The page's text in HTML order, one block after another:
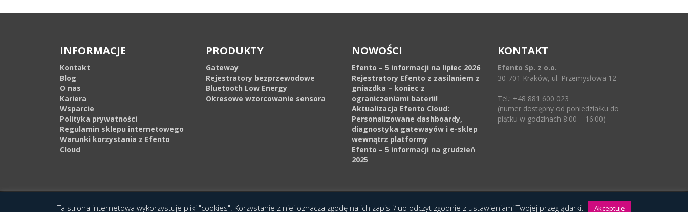
INFORMACJE
Kontakt
Blog
O nas
Kariera
Wsparcie
Polityka prywatności
Regulamin sklepu internetowego
Warunki korzystania z Efento
Cloud
PRODUKTY
Gateway
Rejestratory bezprzewodowe
Bluetooth Low Energy
Okresowe wzorcowanie sensora
NOWOŚCI
Efento – 5 informacji na lipiec 2026
Rejestratory Efento z zasilaniem z
gniazdka – koniec z
ograniczeniami baterii!
Aktualizacja Efento Cloud:
Personalizowane dashboardy,
diagnostyka gatewayów i e-sklep
wewnątrz platformy
Efento – 5 informacji na grudzień
2025
KONTAKT
Efento Sp. z o.o.
30-701 Kraków, ul. Przemysłowa 12
Tel.: +48 881 600 023
(numer dostępny od poniedziałku do
piątku w godzinach 8:00 – 16:00)
© 2016 Copyright by Efento. All rights reserved. Projekt i wykonanieAgencja Interaktywna Epoka (e-poka.com).
Ta strona internetowa wykorzystuje pliki "cookies". Korzystanie z niej oznacza zgodę na ich zapis i/lub odczyt zgodnie z ustawieniami Twojej przeglądarki. Akceptuję